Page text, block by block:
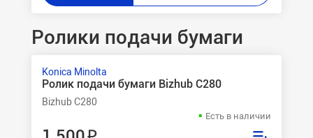
Ролики подачи бумаги
Konica Minolta
Ролик подачи бумаги Bizhub C280
Bizhub C280
Есть в наличии